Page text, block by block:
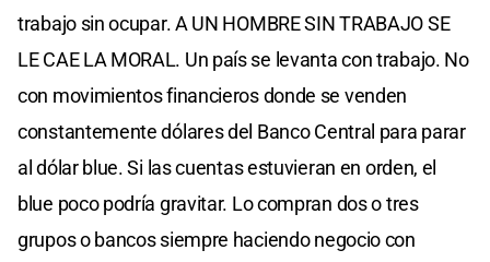
trabajo sin ocupar. A UN HOMBRE SIN TRABAJO SE
LE CAE LA MORAL. Un país se levanta con trabajo. No
con movimientos financieros donde se venden
constantemente dólares del Banco Central para parar
al dólar blue. Si las cuentas estuvieran en orden, el
blue poco podría gravitar. Lo compran dos o tres
grupos o bancos siempre haciendo negocio con